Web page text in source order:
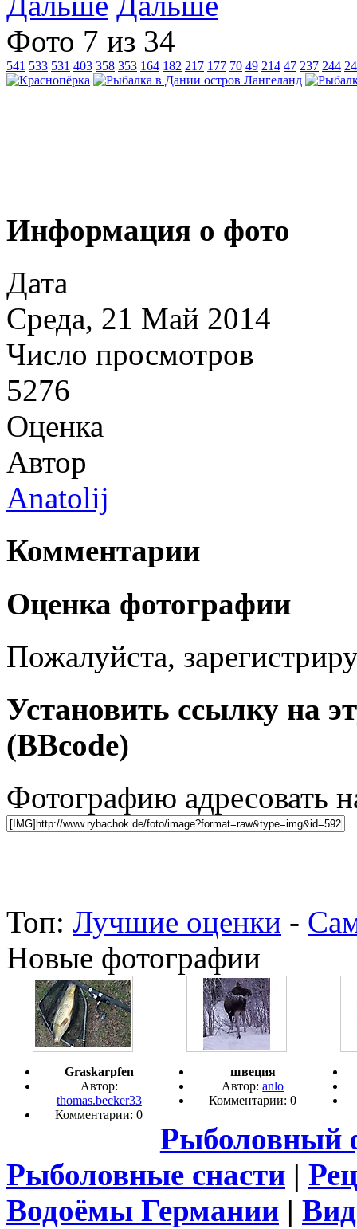
Фото 7 из 34
541 533 531 403 358 353 164 182 217 177 70 49 214 47 237 244
Информация о фото
Дата
Среда, 21 Май 2014
Число просмотров
5276
Оценка
Автор
Anatolij
Комментарии
Оценка фотографии
Пожалуйста,
Установить ссылку на
(BBcode)
Фотографию адресовать
Топ: Лучшие оценки -
Новые фотографии
Graskarpfen
Автор:
thomas.becker33
Комментарии: 0
швеция
Автор:anlo
Комментарии: 0
Рыболовный
Рыболовные снасти |
Водоёмы Германии |